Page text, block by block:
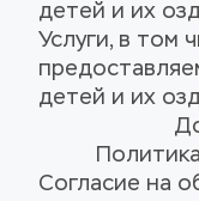
детей и их
Услуги, в том
детей и их
Согласие на